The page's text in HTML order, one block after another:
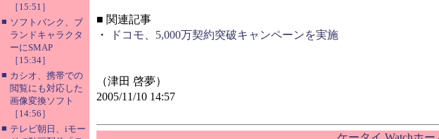
［15:51］
■ ソフトバンク、ブ
ランドキャラクタ
ーにSMAP
［15:34］
■ カシオ、携帯での
閲覧にも対応した
画像変換ソフト
［14:56］
■ テレビ朝日、iモー
■ 関連記事
・
ドコモ、5,000万契約突破キャンペーンを実施
（津田 啓夢）
2005/11/10 14:57